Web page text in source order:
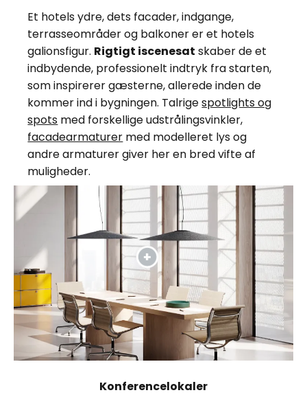
Et hotels ydre, dets facader, indgange,
terrasseområder og balkoner er et hotels
galionsfigur. Rigtigt iscenesat skaber de et
indbydende, professionelt indtryk fra starten,
som inspirerer gæsterne, allerede inden de
kommer ind i bygningen. Talrigespotlights og
spots med forskellige udstrålingsvinkler,
facadearmaturer med modelleret lys og
andre armaturer giver her en bred vifte af
muligheder.
Konferencelokaler